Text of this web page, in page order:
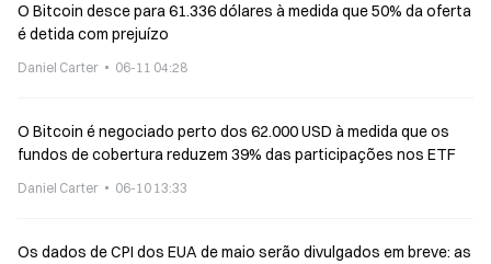
O Bitcoin desce para 61.336 dólares à medida que 50% da oferta
é detida com prejuízo
Daniel Carter 06-11 04:28
O Bitcoin é negociado perto dos 62.000 USD à medida que os
fundos de cobertura reduzem 39% das participações nos ETF
Daniel Carter 06-10 13:33
Os dados de CPI dos EUA de maio serão divulgados em breve: as